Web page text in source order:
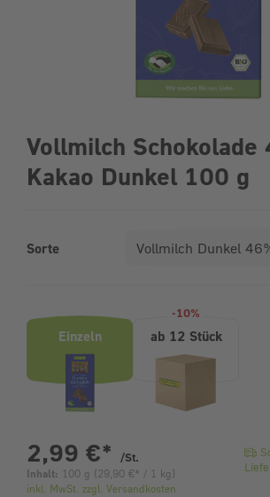
Vollmilch Schokolade
Kakao Dunkel 100 g
Sorte
Einzeln
-10%
ab 12 Stück
2,99 €* /St.
Inhalt: 100 g ( 29,90 € * / 1 kg)
inkl. MwSt. zzgl. Versandkosten